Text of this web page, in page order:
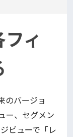
ィ
のバージョ
ー、セグメン
ビューで「レ